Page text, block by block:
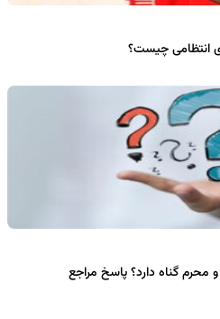
انتظامی چیست؟
و محرم گناه دارد؟ پاسخ مراجع